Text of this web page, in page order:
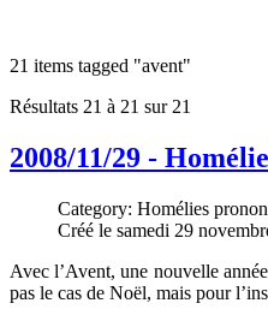
21 items tagged "avent"
Résultats 21 à 21 sur 21
2008/11/29 -
Category: Homélies
Créé le samedi 29
Avec l’Avent, une nouvelle
pas le cas de Noël, mais pour